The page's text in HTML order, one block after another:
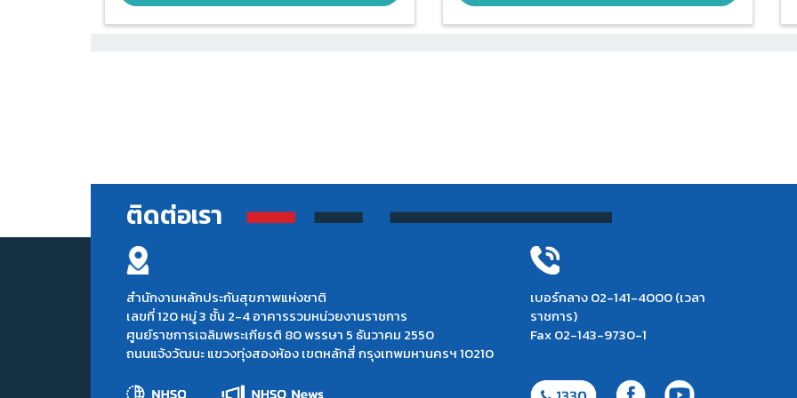
ติดต่อเรา
สำนักงานหลักประกันสุขภาพแห่งชาติ
เลขที่ 120 หมู่ 3 ชั้น 2-4 อาคารรวมหน่วยงานราชการ
ศูนย์ราชการเฉลิมพระเกียรติ 80 พรรษา 5 ธันวาคม 2550
ถนนแจ้งวัฒนะ แขวงทุ่งสองห้อง เขตหลักสี่ กรุงเทพมหานครฯ 10210
เบอร์กลาง 02-141-4000 (เวลา
ราชการ)
Fax 02-143-9730-1